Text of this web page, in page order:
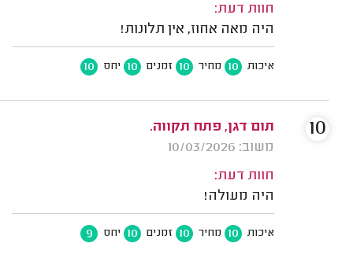
חוות דעת:
היה מאה אחוז, אין תלונות!
איכות 10 מחיר 10 זמנים 10 יחס 10
תום דגן, פתח תקווה.
משוב: 10/03/2026
חוות דעת:
היה מעולה!
איכות 10 מחיר 10 זמנים 10 יחס 9
10